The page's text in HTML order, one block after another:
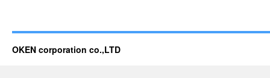
OKEN corporation co.,LTD